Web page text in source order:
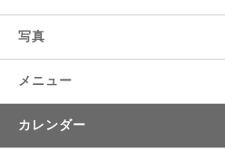
写真
メニュー
カレンダー